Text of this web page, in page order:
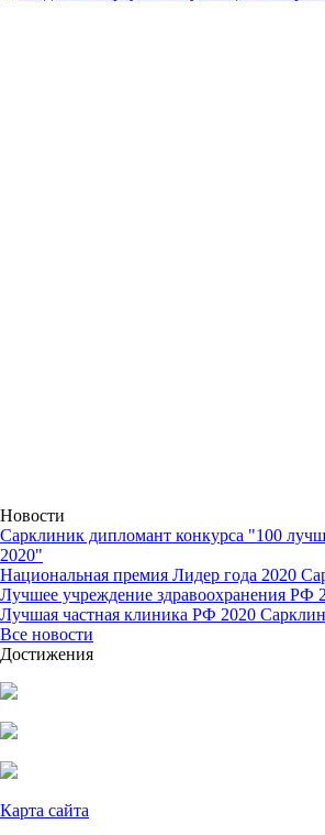
Новости
Сарклиник дипломант конкурса "100
2020"
Национальная премия Лидер года 2020
Лучшее учреждение здравоохранения РФ
Лучшая частная клиника РФ 2020
Все новости
Достижения
Карта сайта